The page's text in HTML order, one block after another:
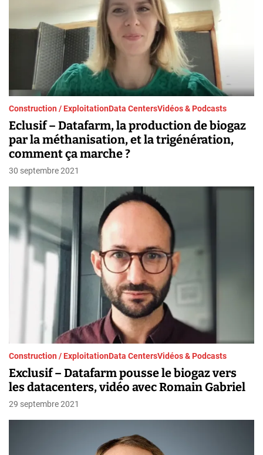
Construction / ExploitationData CentersVidéos & Podcasts
Eclusif – Datafarm, la production de biogaz
par la méthanisation, et la trigénération,
comment ça marche ?
30 septembre 2021
Construction / ExploitationData CentersVidéos & Podcasts
Exclusif – Datafarm pousse le biogaz vers
les datacenters, vidéo avec Romain Gabriel
29 septembre 2021